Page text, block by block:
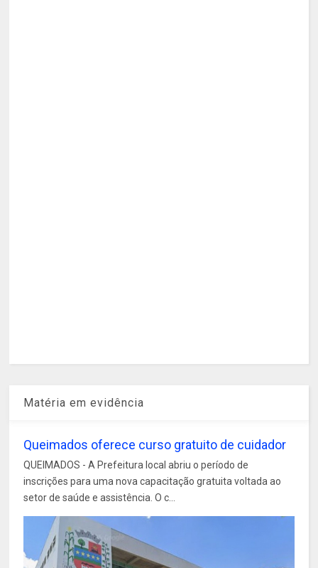
Matéria em evidência
Queimados oferece curso gratuito de cuidador
QUEIMADOS - A Prefeitura local abriu o período de
inscrições para uma nova capacitação gratuita voltada ao
setor de saúde e assistência. O c...